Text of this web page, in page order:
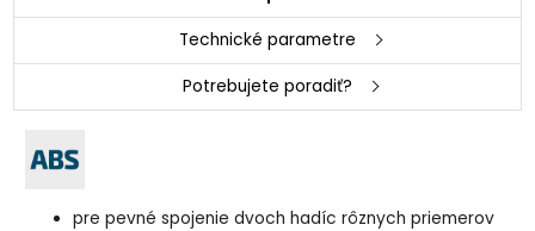
Technické parametre
Potrebujete poradiť?
pre pevné spojenie dvoch hadíc rôznych priemerov